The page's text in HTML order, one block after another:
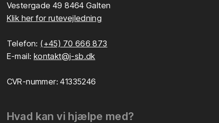
Vestergade 49 8464 Galten
Klik her for rutevejledning
Telefon: (+45) 70 666 873
E-mail: kontakt@j-sb.dk
CVR-nummer: 41335246
Hvad kan vi hjælpe med?